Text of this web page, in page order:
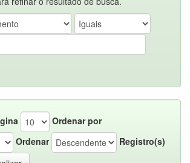
Ordenar por
Ordenar
Registro(s)